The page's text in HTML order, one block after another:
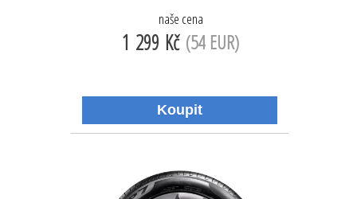
naše cena
1 299 Kč (54 EUR)